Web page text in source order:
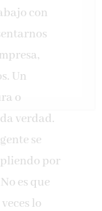
con
Un
o
verdad.
se
por
es que
lo